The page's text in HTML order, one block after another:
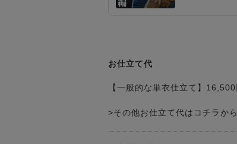
お仕立て代
【一般的な単衣仕立て】16,500
>その他お仕立て代はコチラから